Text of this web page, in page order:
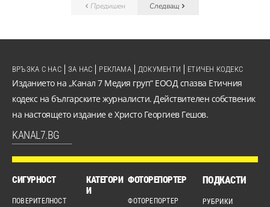
Предишен Следващ
Изданието на „Канал 7 Медия груп“ ЕООД спазва Етичния
кодекс на българските журналисти. Действителен собственик
на настоящето издание е Христо Георгиев Гешов.
KANAL7.BG
ВРЪЗКА С НАС ЗА НАС РЕКЛАМА ДОКУМЕНТИ ЕТИЧЕН КОДЕКС
СИГУРНОСТ
ПОВЕРИТЕЛНОСТ
КАТЕГОРИ
И
ФОТОРЕПОРТЕР
ФОТОРЕПОРТЕР
ПОДКАСТИ
РУБРИКИ